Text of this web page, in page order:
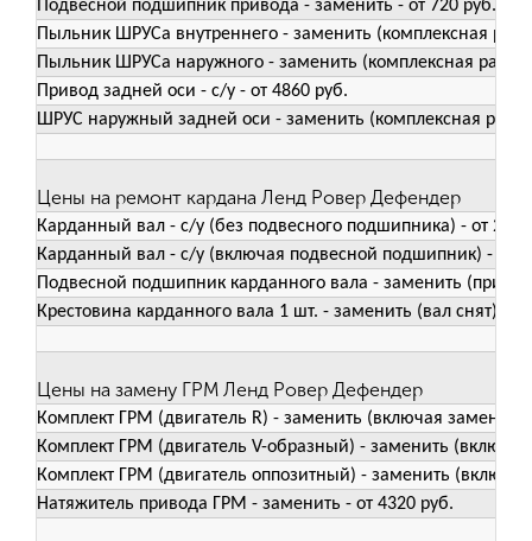
Подвесной подшипник привода - заменить - от 720 руб.
Пыльник ШРУСа внутреннего - заменить (комплексная
Пыльник ШРУСа наружного - заменить (комплексная
Привод задней оси - с/у - от 4860 руб.
ШРУС наружный задней оси - заменить (комплексная
Цены на ремонт кардана Ленд Ровер Дефендер
Карданный вал - с/у (без подвесного подшипника) - от
Карданный вал - с/у (включая подвесной подшипник) - от
Подвесной подшипник карданного вала - заменить (привод
Крестовина карданного вала 1 шт. - заменить (вал снят) -
Цены на замену ГРМ Ленд Ровер Дефендер
Комплект ГРМ (двигатель R) - заменить (включая замену
Комплект ГРМ (двигатель V-образный) - заменить
Комплект ГРМ (двигатель оппозитный) - заменить
Натяжитель привода ГРМ - заменить - от 4320 руб.